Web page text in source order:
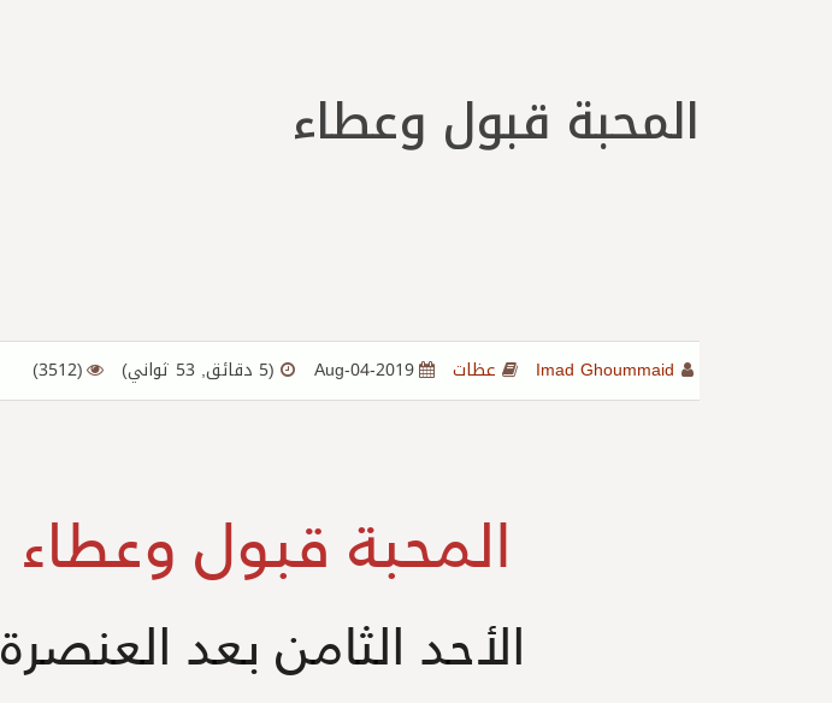
المحبة قبول وعطاء
Imad Ghoummaid عظات 2019-Aug-04 (5 دقائق, 53 ثواني) (3512)
المحبة قبول وعطاء
الأحد الثامن بعد العنصرة